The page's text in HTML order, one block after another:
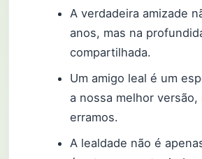
A verdadeira amizade
anos, mas na
compartilhada.
Um amigo leal é um
a nossa melhor versão,
erramos.
A lealdade não é